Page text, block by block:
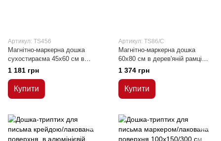
Артикул: TS456
Магнітно-маркерна дошка
сухостираєма 45x60 см в
дерев'яній рамці MDF
1 181 грн
Купити
Артикул: TS86/C
Магнітно-маркерна дошка
60x80 см в дерев'яній рамці
(сосна)
1 374 грн
Купити